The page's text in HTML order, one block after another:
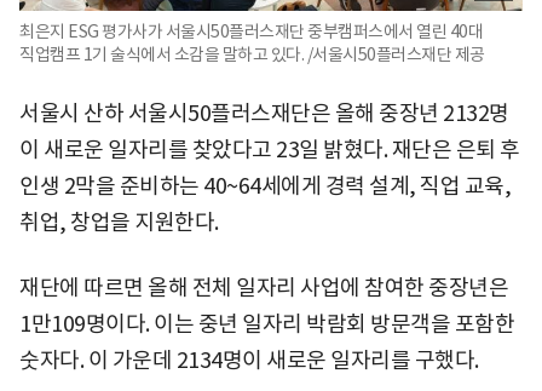
최은지 ESG 평가사가 서울시50플러스재단 중부캠퍼스에서 열린 40대
직업캠프 1기 술식에서 소감을 말하고 있다. /서울시50플러스재단 제공
서울시 산하 서울시50플러스재단은 올해 중장년 2132명
이 새로운 일자리를 찾았다고 23일 밝혔다. 재단은 은퇴 후
인생 2막을 준비하는 40~64세에게 경력 설계, 직업 교육,
취업, 창업을 지원한다.
재단에 따르면 올해 전체 일자리 사업에 참여한 중장년은
1만109명이다. 이는 중년 일자리 박람회 방문객을 포함한
숫자다. 이 가운데 2134명이 새로운 일자리를 구했다.